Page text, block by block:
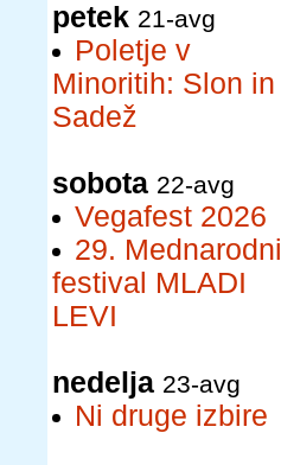
petek 21-avg
Poletje v
Minoritih: Slon in
Sadež
sobota 22-avg
Vegafest 2026
29. Mednarodni
festival MLADI
LEVI
nedelja 23-avg
Ni druge izbire